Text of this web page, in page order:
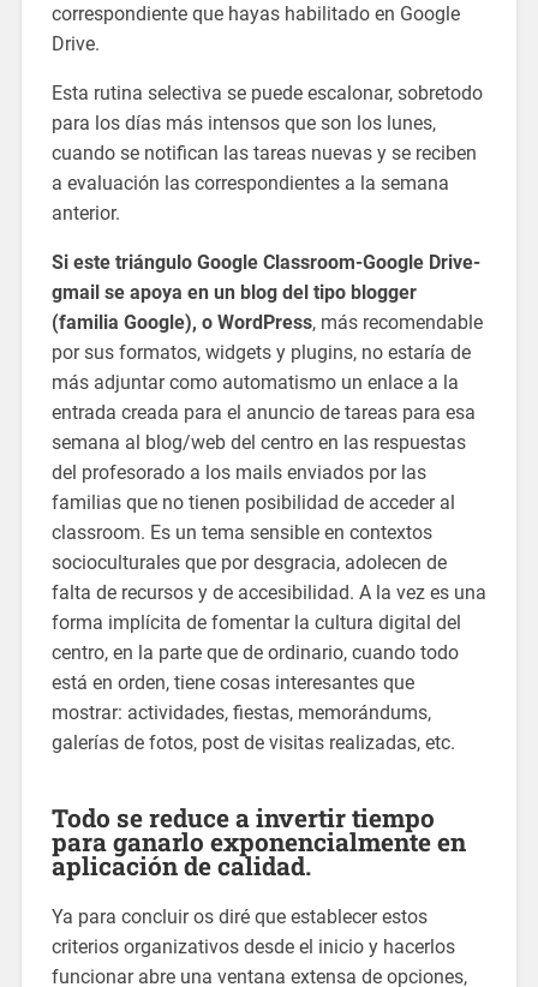
correspondiente que hayas habilitado en Google
Drive.
Esta rutina selectiva se puede escalonar, sobretodo
para los días más intensos que son los lunes,
cuando se notifican las tareas nuevas y se reciben
a evaluación las correspondientes a la semana
anterior.
Si este triángulo Google Classroom-Google Drive-
gmail se apoya en un blog del tipo blogger
(familia Google), o WordPress, más recomendable
por sus formatos, widgets y plugins, no estaría de
más adjuntar como automatismo un enlace a la
entrada creada para el anuncio de tareas para esa
semana al blog/web del centro en las respuestas
del profesorado a los mails enviados por las
familias que no tienen posibilidad de acceder al
classroom. Es un tema sensible en contextos
socioculturales que por desgracia, adolecen de
falta de recursos y de accesibilidad. A la vez es una
forma implícita de fomentar la cultura digital del
centro, en la parte que de ordinario, cuando todo
está en orden, tiene cosas interesantes que
mostrar: actividades, fiestas, memorándums,
galerías de fotos, post de visitas realizadas, etc.
Todo se reduce a invertir tiempo
para ganarlo exponencialmente en
aplicación de calidad.
Ya para concluir os diré que establecer estos
criterios organizativos desde el inicio y hacerlos
funcionar abre una ventana extensa de opciones,